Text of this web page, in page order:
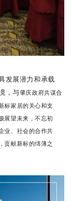
发展潜力和承载
，与肇庆政府共谋合
标家居的关心和支
展望未来，不忘初
业、社会的合作共
贡献新标的绵薄之